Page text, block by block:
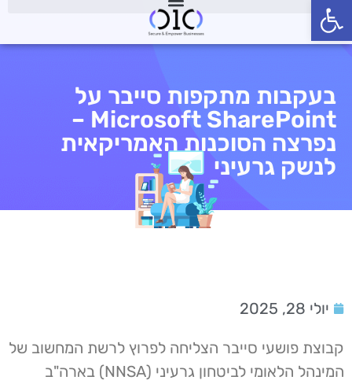
פתח סרגל נגישות
בעקבות מתקפות סייבר על
Microsoft SharePoint –
נפרצה הסוכנות האמריקאית
לנשק גרעיני
יולי 28, 2025
קבוצת פושעי סייבר הצליחה לפרוץ לרשת המחשוב של
המינהל הלאומי לביטחון גרעיני (NNSA) בארה"ב